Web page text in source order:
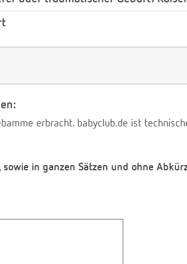
erbracht. babyclub.de ist
in ganzen Sätzen und ohne